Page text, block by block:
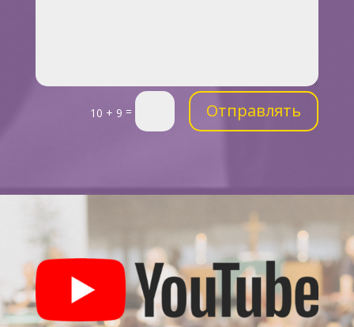
10 + 9 = Отправлять